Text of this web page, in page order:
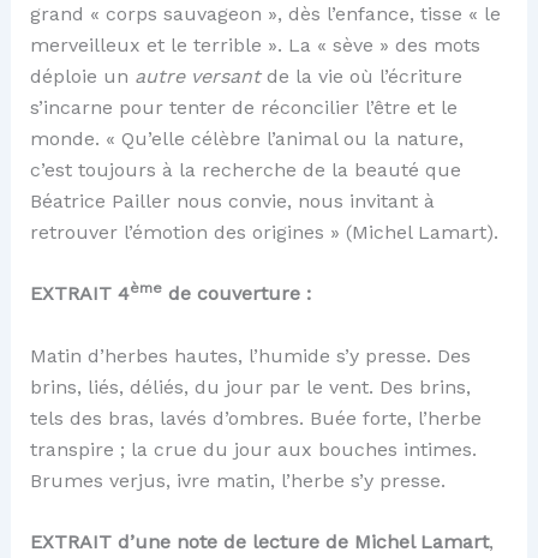
grand « corps sauvageon », dès l’enfance, tisse « le
merveilleux et le terrible ». La « sève » des mots
déploie un autre versantde la vie où l’écriture
s’incarne pour tenter de réconcilier l’être et le
monde. « Qu’elle célèbre l’animal ou la nature,
c’est toujours à la recherche de la beauté que
Béatrice Pailler nous convie, nous invitant à
retrouver l’émotion des origines » (Michel Lamart).
EXTRAIT 4èmede couverture :
Matin d’herbes hautes, l’humide s’y presse. Des
brins, liés, déliés, du jour par le vent. Des brins,
tels des bras, lavés d’ombres. Buée forte, l’herbe
transpire ; la crue du jour aux bouches intimes.
Brumes verjus, ivre matin, l’herbe s’y presse.
EXTRAIT d’une note de lecture de Michel Lamart,